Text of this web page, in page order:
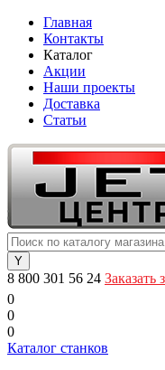
Главная
Контакты
Каталог
Акции
Наши проекты
Доставка
Статьи
8 800 301 56 24 Заказать
0
0
0
Каталог станков